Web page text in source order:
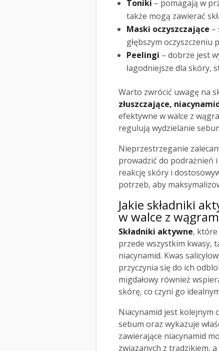
Toniki – pomagają w
także mogą zawierać
Maski oczyszczające –
głębszym
Peelingi – dobrze jest
łagodniejsze dla skóry,
Warto zwrócić uwagę na
złuszczające,
efektywne w walce z
regulują wydzielanie
Nieprzestrzeganie
prowadzić do podrażnień
reakcję skóry i
potrzeb, aby
Jakie składniki
w walce z
Składniki aktywne, które
przede wszystkim kwasy,
niacynamid. Kwas
przyczynia się do ich
migdałowy również
skórę, co czyni go
Niacynamid jest kolejnym
sebum oraz wykazuje
zawierające niacynamid
związanych z trądzikiem,